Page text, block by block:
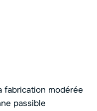
fabrication modérée
passible